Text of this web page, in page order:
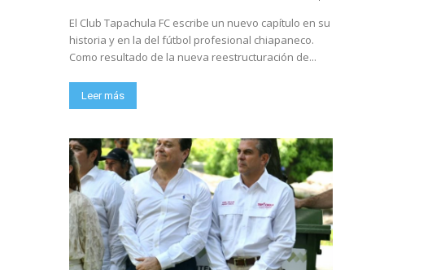
El Club Tapachula FC escribe un nuevo capítulo en su
historia y en la del fútbol profesional chiapaneco.
Como resultado de la nueva reestructuración de...
Leer más